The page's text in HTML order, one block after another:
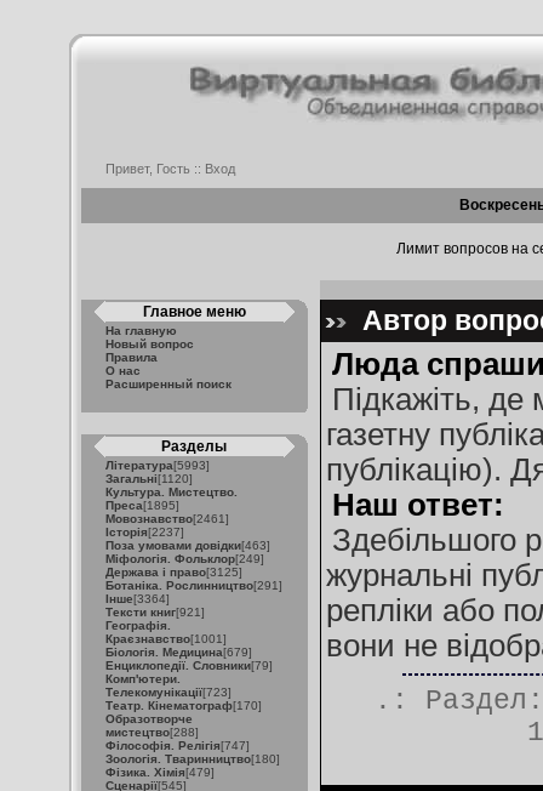
Привет, Гость :: Вход
Лимит вопросов на
Главное меню
На главную
Новый вопрос
Правила
О нас
Расширенный поиск
Разделы
Література[5993]
Загальні[1120]
Культура. Мистецтво.
Преса[1895]
Мовознавство[2461]
Історія[2237]
Поза умовами довідки[463]
Міфологія. Фольклор[249]
Держава і право[3125]
Ботаніка. Рослинництво[291]
Інше[3364]
Тексти книг[921]
Географія.
Краєзнавство[1001]
Біологія. Медицина[679]
Енциклопедії. Словники[79]
Комп'ютери.
Телекомунікації[723]
Театр. Кінематограф[170]
Образотворче
мистецтво[288]
Філософія. Релігія[747]
Зоологія. Тваринництво[180]
Фізика. Хімія[479]
Сценарії[545]
Автор
Люда
Підкажіть,
газетну
публікацію).
Наш ответ:
Здебільшого
журнальні
репліки або
вони не
.: